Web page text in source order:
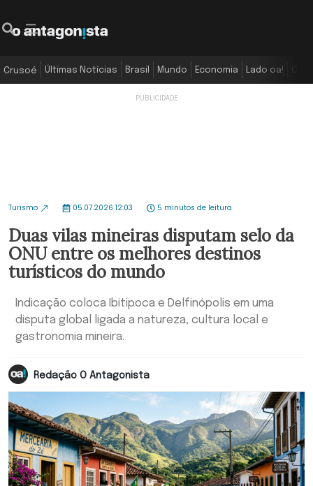
Crusoé Últimas Notícias Brasil Mundo Economia Lado oa!
Turismo 05.07.2026 12:03 5 minutos de leitura
Duas vilas mineiras disputam selo da
ONU entre os melhores destinos
turísticos do mundo
Indicação coloca Ibitipoca e Delfinópolis em uma
disputa global ligada a natureza, cultura local e
gastronomia mineira.
Redação O Antagonista